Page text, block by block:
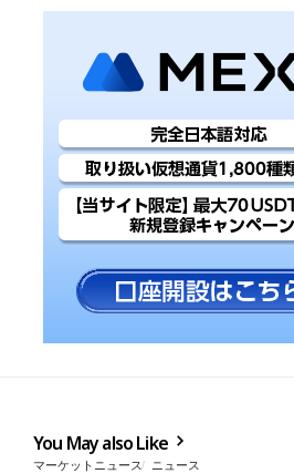
You May also Like
マーケットニュース ニュース